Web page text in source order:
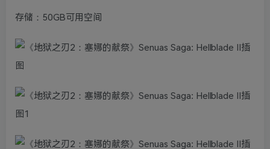
存储：50GB可用空间